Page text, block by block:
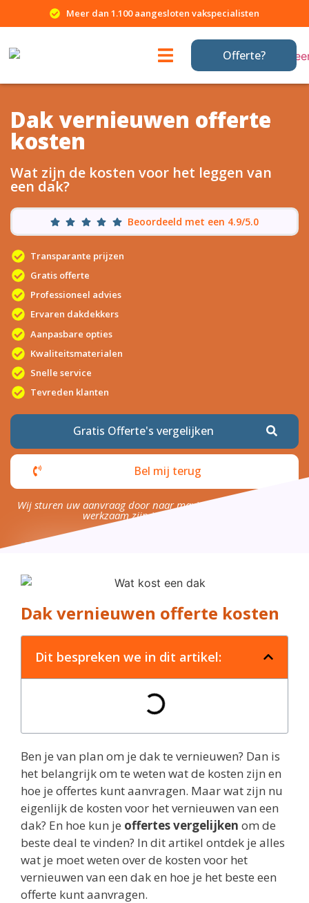
Meer dan 1.100 aangesloten vakspecialisten
Offerte?
Dak vernieuwen offerte
kosten
Wat zijn de kosten voor het leggen van
een dak?
Beoordeeld met een 4.9/5.0
Transparante prijzen
Gratis offerte
Professioneel advies
Ervaren dakdekkers
Aanpasbare opties
Kwaliteitsmaterialen
Snelle service
Tevreden klanten
Gratis Offerte's vergelijken
Bel mij terug
Wij sturen uw aanvraag door naar maximaal 4 bedrijven die
werkzaam zijn in uw omgeving.
Dak vernieuwen offerte kosten
Dit bespreken we in dit artikel:
Ben je van plan om je dak te vernieuwen? Dan is
het belangrijk om te weten wat de kosten zijn en
hoe je offertes kunt aanvragen. Maar wat zijn nu
eigenlijk de kosten voor het vernieuwen van een
dak? En hoe kun je offertes vergelijken om de
beste deal te vinden? In dit artikel ontdek je alles
wat je moet weten over de kosten voor het
vernieuwen van een dak en hoe je het beste een
offerte kunt aanvragen.